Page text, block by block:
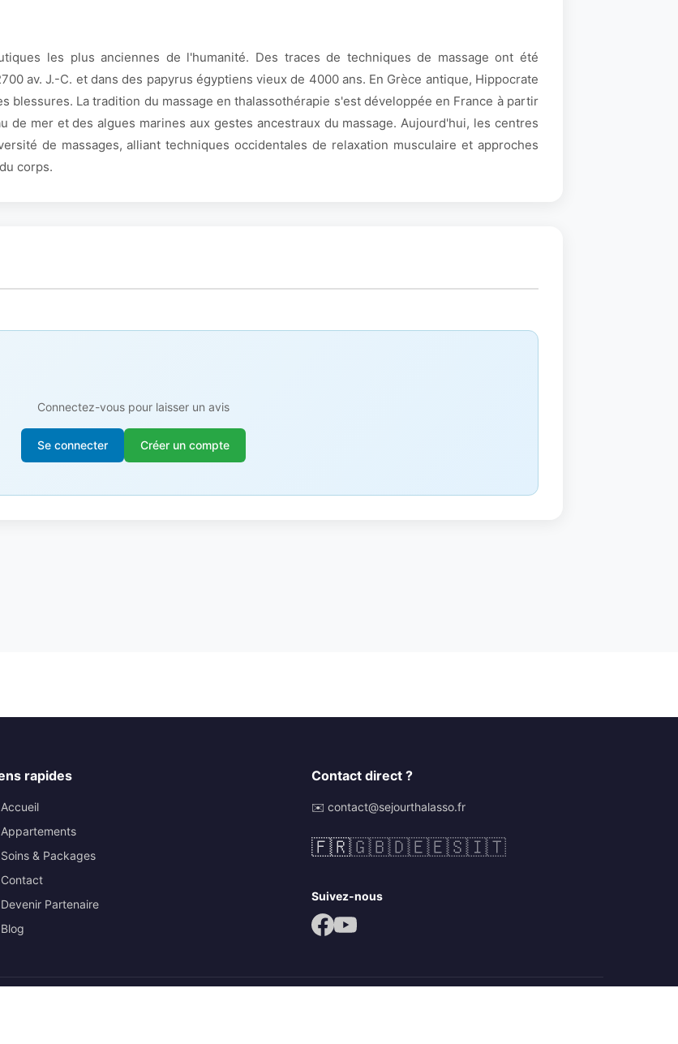
les plus anciennes de l'humanité. Des traces de techniques de massage ont été
av. J.-C. et dans des papyrus égyptiens vieux de 4000 ans. En Grèce antique, Hippocrate
blessures. La tradition du massage en thalassothérapie s'est développée en France à partir
de mer et des algues marines aux gestes ancestraux du massage. Aujourd'hui, les centres
de massages, alliant techniques occidentales de relaxation musculaire et approches
corps.
Connectez-vous pour laisser un avis
Se connecter Créer un compte
rapides
& Packages
Partenaire
Contact direct ?
✉️ contact@sejourthalasso.fr
🇫🇷🇬🇧🇩🇪🇪🇸🇮🇹
Suivez-nous